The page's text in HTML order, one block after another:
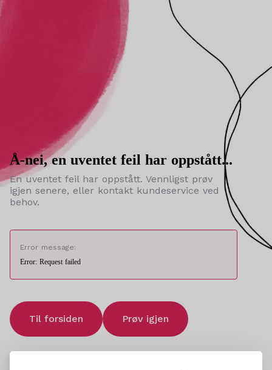
Å-nei, en uventet feil har oppstått...
En uventet feil har oppstått. Vennligst prøv
igjen senere, eller kontakt kundeservice ved
behov.
Error message:
Error: Request failed
Til forsiden Prøv igjen